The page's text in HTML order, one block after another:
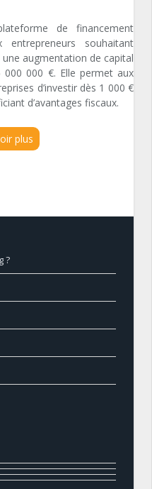
de financement
entrepreneurs souhaitant
augmentation de capital
000 €. Elle permet aux
d’investir dès 1 000 €
d’avantages fiscaux.
plus
?